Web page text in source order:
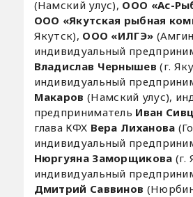
(Намский улус), ООО «Ас-
ООО «Якутская рыбная
Якутск), ООО «ИЛГЭ»
индивидуальный
Владислав Чернышев (г.
индивидуальный
Макаров (Намский улус),
предприниматель Иван
глава КФХ Вера Лиханова
индивидуальный
Нюргуяна Заморщикова (г.
индивидуальный
Дмитрий Саввинов